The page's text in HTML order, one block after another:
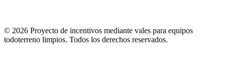
© 2026 Proyecto de incentivos mediante vales para equipos
todoterreno limpios. Todos los derechos reservados.